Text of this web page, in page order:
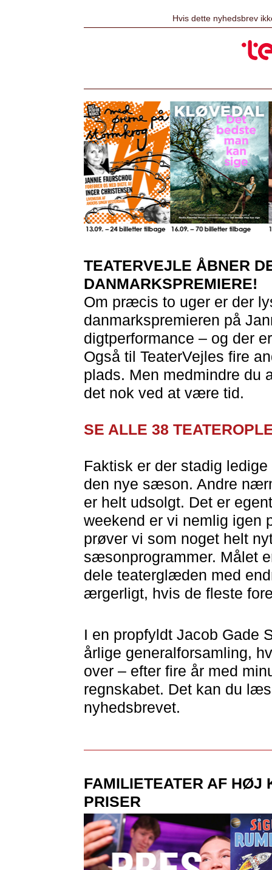
Hvis dette nyhedsbrev
TEATERVEJLE ÅBNER
DANMARKSPREMIERE!
Om præcis to uger er der
danmarkspremieren på
digtperformance – og der
Også til TeaterVejles fire
plads. Men medmindre du
det nok ved at være tid.
SE ALLE 38
Faktisk er der stadig
den nye sæson. Andre
er helt udsolgt. Det er
weekend er vi nemlig igen
prøver vi som noget helt
sæsonprogrammer. Målet
dele teaterglæden med
ærgerligt, hvis de fleste
I en propfyldt Jacob Gade
årlige generalforsamling,
over – efter fire år med
regnskabet. Det kan du
nyhedsbrevet.
FAMILIETEATER AF HØJ
PRISER